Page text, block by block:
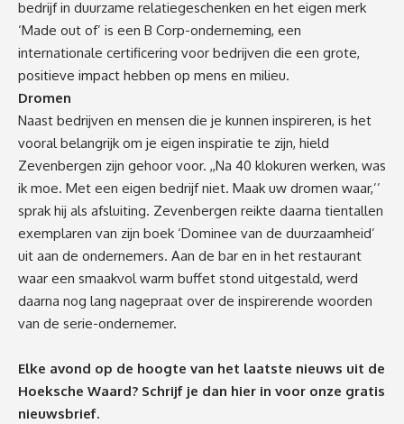
bedrijf in duurzame relatiegeschenken en het eigen merk
‘Made out of’ is een B Corp-onderneming, een
internationale certificering voor bedrijven die een grote,
positieve impact hebben op mens en milieu.
Dromen
Naast bedrijven en mensen die je kunnen inspireren, is het
vooral belangrijk om je eigen inspiratie te zijn, hield
Zevenbergen zijn gehoor voor. ,,Na 40 klokuren werken, was
ik moe. Met een eigen bedrijf niet. Maak uw dromen waar,’’
sprak hij als afsluiting. Zevenbergen reikte daarna tientallen
exemplaren van zijn boek ‘Dominee van de duurzaamheid’
uit aan de ondernemers. Aan de bar en in het restaurant
waar een smaakvol warm buffet stond uitgestald, werd
daarna nog lang nagepraat over de inspirerende woorden
van de serie-ondernemer.
Elke avond op de hoogte van het laatste nieuws uit de
Hoeksche Waard? Schrijf je dan hier in voor onze gratis
nieuwsbrief.